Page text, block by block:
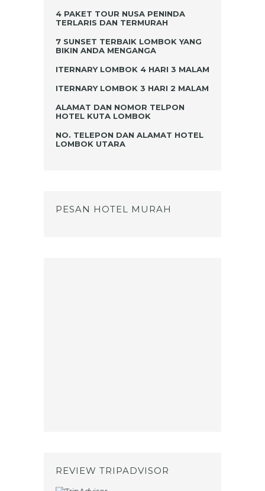
4 PAKET TOUR NUSA PENINDA
TERLARIS DAN TERMURAH
7 SUNSET TERBAIK LOMBOK YANG
BIKIN ANDA MENGANGA
ITERNARY LOMBOK 4 HARI 3 MALAM
ITERNARY LOMBOK 3 HARI 2 MALAM
ALAMAT DAN NOMOR TELPON
HOTEL KUTA LOMBOK
NO. TELEPON DAN ALAMAT HOTEL
LOMBOK UTARA
PESAN HOTEL MURAH
REVIEW TRIPADVISOR